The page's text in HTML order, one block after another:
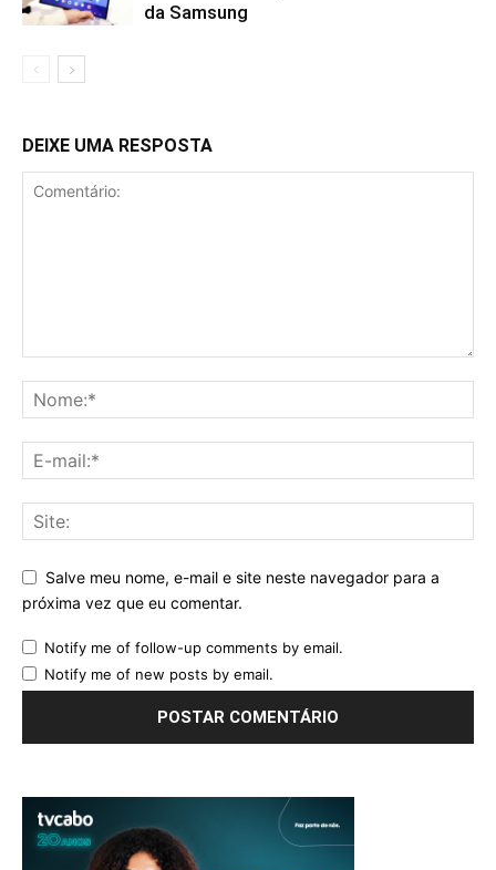
da Samsung
DEIXE UMA RESPOSTA
Salve meu nome, e-mail e site neste navegador para a
próxima vez que eu comentar.
Notify me of follow-up comments by email.
Notify me of new posts by email.